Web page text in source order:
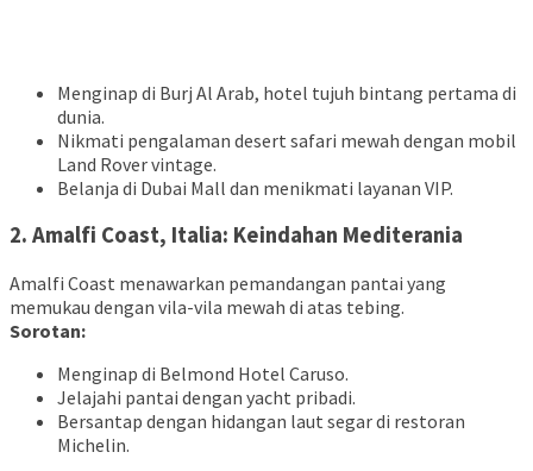
Menginap di Burj Al Arab, hotel tujuh bintang pertama di
dunia.
Nikmati pengalaman desert safari mewah dengan mobil
Land Rover vintage.
Belanja di Dubai Mall dan menikmati layanan VIP.
2. Amalfi Coast, Italia: Keindahan Mediterania
Amalfi Coast menawarkan pemandangan pantai yang
memukau dengan vila-vila mewah di atas tebing.
Sorotan:
Menginap di Belmond Hotel Caruso.
Jelajahi pantai dengan yacht pribadi.
Bersantap dengan hidangan laut segar di restoran
Michelin.